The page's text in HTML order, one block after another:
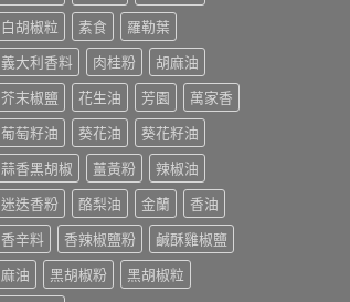
白胡椒粒
素食
羅勒葉
義大利香料
肉桂粉
胡麻油
芥末椒鹽
花生油 芳園
萬家香
葡萄籽油
葵花油
葵花籽油
蒜香黑胡椒
薑黃粉
辣椒油
迷迭香粉
酪梨油 金蘭
香油
香辛料
香辣椒鹽粉
鹹酥雞椒鹽
麻油
黑胡椒粉
黑胡椒粒